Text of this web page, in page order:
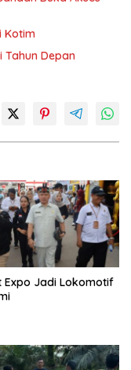
Kotim
Tahun Depan
Expo Jadi Lokomotif